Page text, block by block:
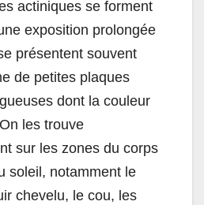
actiniques se forment
exposition prolongée
présentent souvent
de petites plaques
dont la couleur
les trouve
sur les zones du corps
soleil, notamment le
chevelu, le cou, les